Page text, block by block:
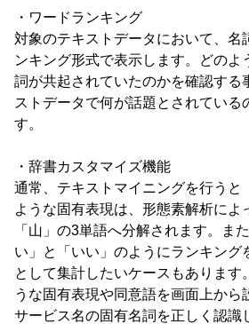
・ワードランキング
対象のテキストデータにおいて、名
ンキング形式で表示します。どのよ
詞が共起されていたのかを確認する
ストデータで何が話題とされている
す。
・辞書カスタマイズ機能
通常、テキストマイニングを行うと
ような固有表現は、形態素解析によ
「山」の3単語へ分解されます。ま
い」と「いい」のようにランキング
として集計したいケースもあります
うな固有表現や同意語を画面上から
サービス名の固有名詞を正しく認識